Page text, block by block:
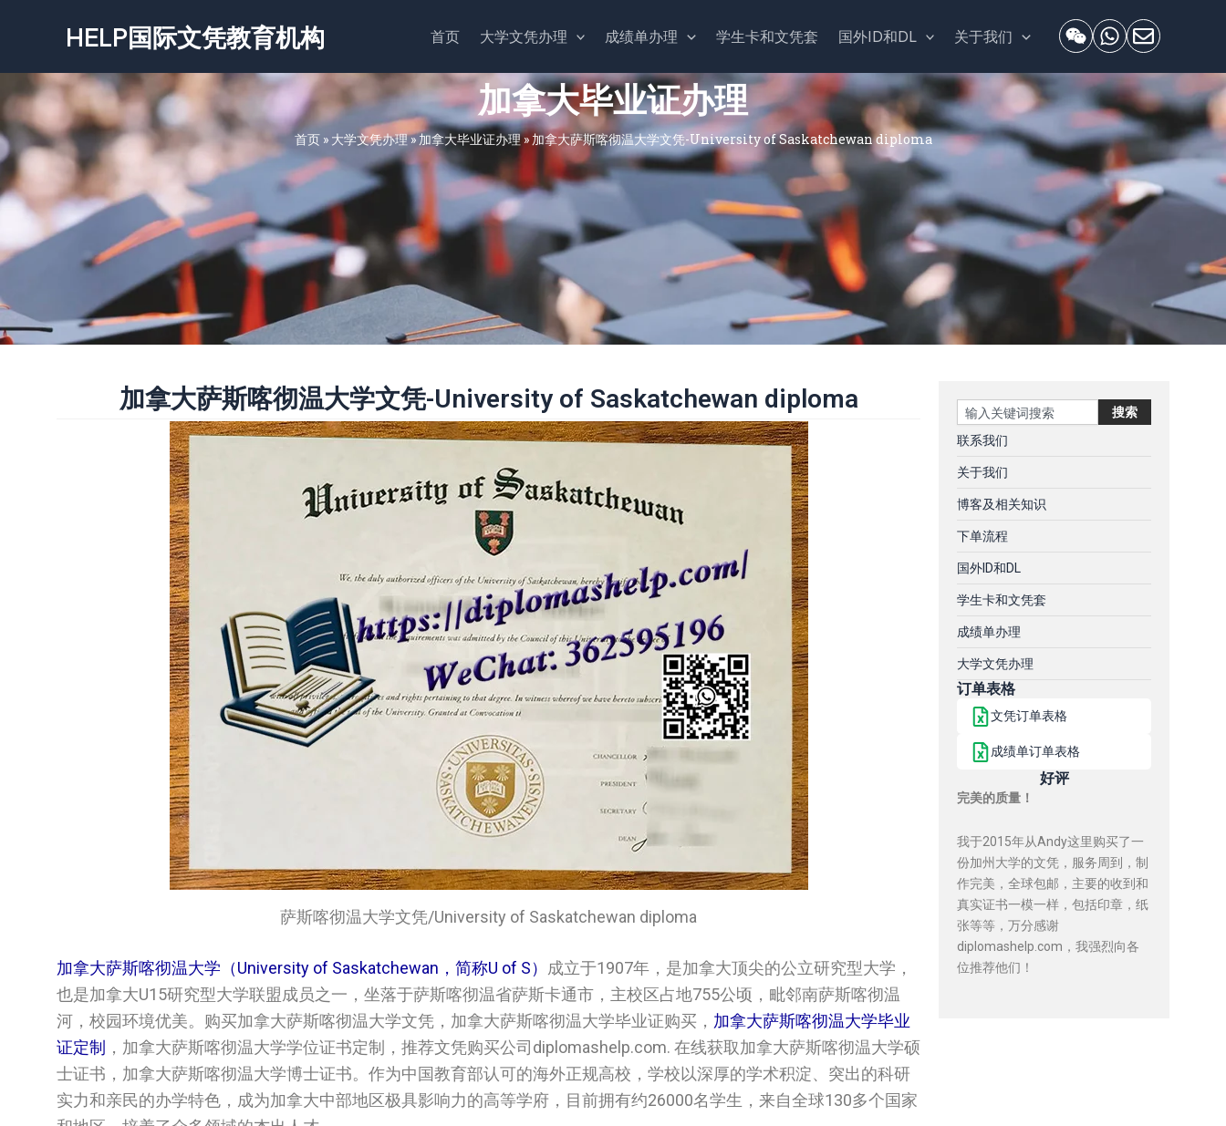
容
HELP国际文凭教育机构 首页 大学文凭办理 成绩单办理 学生卡和文凭套 国外ID和DL 关于我们
加拿大毕业证办理
首页» 大学文凭办理»加拿大毕业证办理» 加拿大萨斯喀彻温大学文凭-University of Saskatchewan diploma
加拿大萨斯喀彻温大学文凭-University of Saskatchewan diploma
萨斯喀彻温大学文凭/University of Saskatchewan diploma
加拿大萨斯喀彻温大学（University of Saskatchewan，简称U of S） 成立于1907年，是加拿大顶尖的公立研究型大学，
也是加拿大U15研究型大学联盟成员之一，坐落于萨斯喀彻温省萨斯卡通市，主校区占地755公顷，毗邻南萨斯喀彻温
河，校园环境优美。购买加拿大萨斯喀彻温大学‌‌‌‌文凭，加拿大萨斯喀彻温大学‌‌‌‌毕业证购买， 加拿大萨斯喀彻温大学‌‌‌‌毕业
证定制 ，加拿大萨斯喀彻温大学‌‌‌‌学位证书定制，推荐文凭购买公司diplomashelp.com. 在线获取加拿大萨斯喀彻温大学‌‌‌‌硕
士证书，加拿大萨斯喀彻温大学‌‌‌‌博士证书。作为中国教育部认可的海外正规高校，学校以深厚的学术积淀、突出的科研
实力和亲民的办学特色，成为加拿大中部地区极具影响力的高等学府，目前拥有约26000名学生，来自全球130多个国家
Search 搜索
联系我们
关于我们
博客及相关知识
下单流程
国外ID和DL
学生卡和文凭套
成绩单办理
大学文凭办理
订单表格
文凭订单表格
成绩单订单表格
好评
完美的质量！
我于2015年从Andy这里购买了一
份加州大学的文凭，服务周到，制
作完美，全球包邮，主要的收到和
真实证书一模一样，包括印章，纸
张等等，万分感谢
diplomashelp.com，我强烈向各
位推荐他们！